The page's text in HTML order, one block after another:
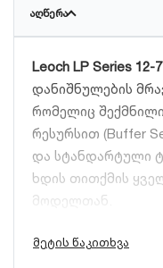
ᲐᲦᲬᲔᲠᲐ
Leoch LP Series 12-7
დანიშნულების
რომელიც
რესურსით (Buffer
და სტანდარტული
ხდის თითქმის
მოდელთან.
ძირითადი